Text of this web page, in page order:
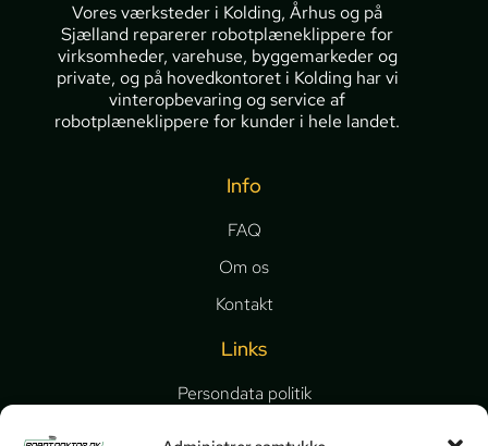
Vores værksteder i Kolding, Århus og på
Sjælland reparerer robotplæneklippere for
virksomheder, varehuse, byggemarkeder og
private, og på hovedkontoret i Kolding har vi
vinteropbevaring og service af
robotplæneklippere for kunder i hele landet.
Info
FAQ
Om os
Kontakt
Links
Persondata politik